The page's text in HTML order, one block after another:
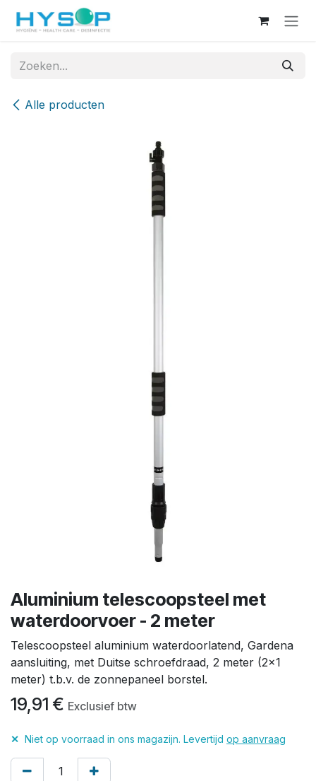
Overslaan naar inhoud
Alle producten
Aluminium telescoopsteel met
waterdoorvoer - 2 meter
Telescoopsteel aluminium waterdoorlatend, Gardena
aansluiting, met Duitse schroefdraad, 2 meter (2×1
meter) t.b.v. de zonnepaneel borstel.
19,91 € Exclusief btw
✕ Niet op voorraad in ons magazijn. Levertijd op aanvraag